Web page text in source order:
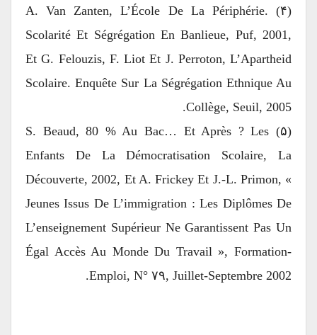
(۴) A. Van Zanten, L’École De La Périphérie.
Scolarité Et Ségrégation En Banlieue, Puf, 2001,
Et G. Felouzis, F. Liot Et J. Perroton, L’Apartheid
Scolaire. Enquête Sur La Ségrégation Ethnique Au
Collège, Seuil, 2005.
(۵) S. Beaud, 80 % Au Bac… Et Après ? Les
Enfants De La Démocratisation Scolaire, La
Découverte, 2002, Et A. Frickey Et J.-L. Primon, «
Jeunes Issus De L’immigration : Les Diplômes De
L’enseignement Supérieur Ne Garantissent Pas Un
Égal Accès Au Monde Du Travail », Formation-
Emploi, N° ۷۹, Juillet-Septembre 2002.